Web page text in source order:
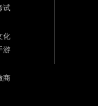
试
化
游
商